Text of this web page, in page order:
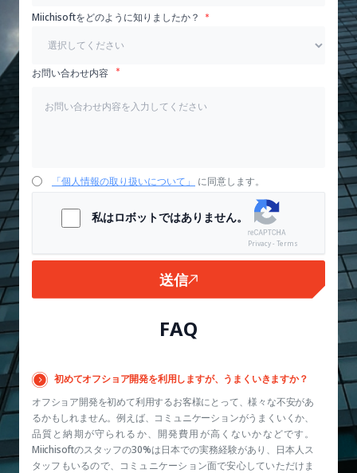
Miichisoftをどのように知りましたか？
お問い合わせ内容
「個人情報の取り扱いについて」 に同意します。
私はロボットではありません。
Privacy - Terms
送信
FAQ
初めてオフショア開発を利用しますが、うまくいきますか？
オフショア開発を初めて利用するお客様にとって、様々な不安があ
るかもしれません。例えば、コミュニケーションがうまくいくか、
品質と納期が守られるか、開発費用が高くないかなどです。
Miichisoftのスタッフの30%は日本での実務経験があり、日本人ス
タッフもいるので、コミュニケーション面で安心していただけま